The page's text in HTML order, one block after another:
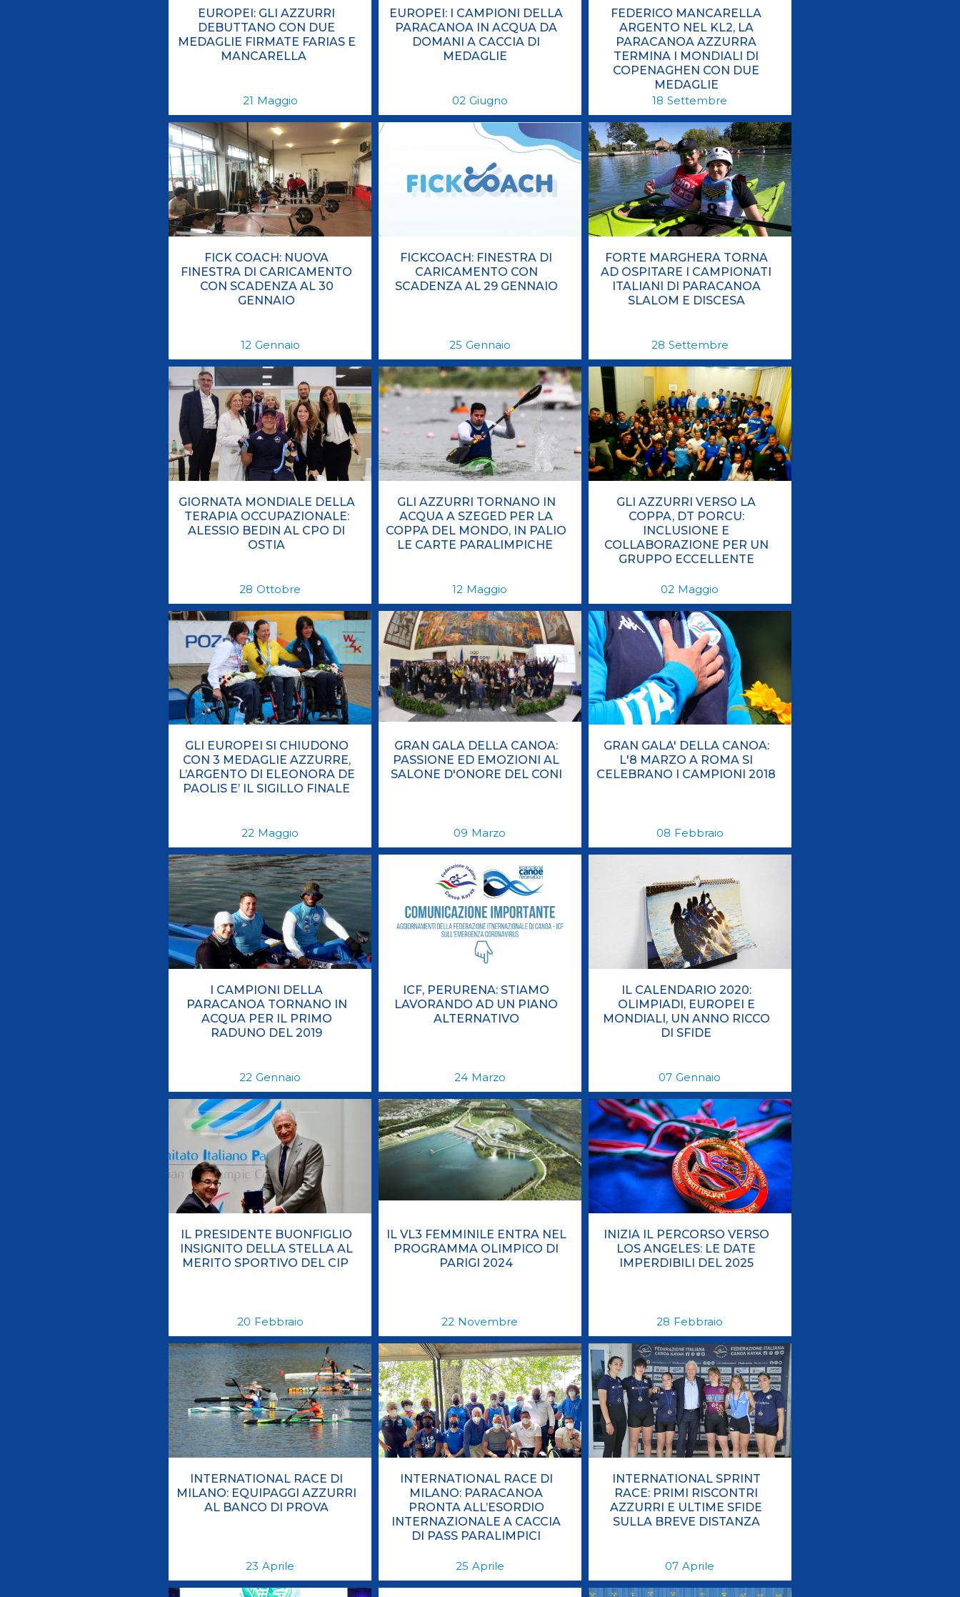
EUROPEI: GLI AZZURRI
DEBUTTANO CON DUE
MEDAGLIE FIRMATE FARIAS E
MANCARELLA
21 Maggio
EUROPEI: I CAMPIONI DELLA
PARACANOA IN ACQUA DA
DOMANI A CACCIA DI
MEDAGLIE
02 Giugno
FEDERICO MANCARELLA
ARGENTO NEL KL2, LA
PARACANOA AZZURRA
TERMINA I MONDIALI DI
COPENAGHEN CON DUE
MEDAGLIE
18 Settembre
FICK COACH: NUOVA
FINESTRA DI CARICAMENTO
CON SCADENZA AL 30
GENNAIO
12 Gennaio
FICKCOACH: FINESTRA DI
CARICAMENTO CON
SCADENZA AL 29 GENNAIO
25 Gennaio
FORTE MARGHERA TORNA
AD OSPITARE I CAMPIONATI
ITALIANI DI PARACANOA
SLALOM E DISCESA
28 Settembre
GIORNATA MONDIALE DELLA
TERAPIA OCCUPAZIONALE:
ALESSIO BEDIN AL CPO DI
OSTIA
28 Ottobre
GLI AZZURRI TORNANO IN
ACQUA A SZEGED PER LA
COPPA DEL MONDO, IN PALIO
LE CARTE PARALIMPICHE
12 Maggio
GLI AZZURRI VERSO LA
COPPA, DT PORCU:
INCLUSIONE E
COLLABORAZIONE PER UN
GRUPPO ECCELLENTE
02 Maggio
GLI EUROPEI SI CHIUDONO
CON 3 MEDAGLIE AZZURRE,
L’ARGENTO DI ELEONORA DE
PAOLIS E’ IL SIGILLO FINALE
22 Maggio
GRAN GALA DELLA CANOA:
PASSIONE ED EMOZIONI AL
SALONE D'ONORE DEL CONI
09 Marzo
GRAN GALA' DELLA CANOA:
L'8 MARZO A ROMA SI
CELEBRANO I CAMPIONI 2018
08 Febbraio
I CAMPIONI DELLA
PARACANOA TORNANO IN
ACQUA PER IL PRIMO
RADUNO DEL 2019
22 Gennaio
ICF, PERURENA: STIAMO
LAVORANDO AD UN PIANO
ALTERNATIVO
24 Marzo
IL CALENDARIO 2020:
OLIMPIADI, EUROPEI E
MONDIALI, UN ANNO RICCO
DI SFIDE
07 Gennaio
IL PRESIDENTE BUONFIGLIO
INSIGNITO DELLA STELLA AL
MERITO SPORTIVO DEL CIP
20 Febbraio
IL VL3 FEMMINILE ENTRA NEL
PROGRAMMA OLIMPICO DI
PARIGI 2024
22 Novembre
INIZIA IL PERCORSO VERSO
LOS ANGELES: LE DATE
IMPERDIBILI DEL 2025
28 Febbraio
INTERNATIONAL RACE DI
MILANO: EQUIPAGGI AZZURRI
AL BANCO DI PROVA
23 Aprile
INTERNATIONAL RACE DI
MILANO: PARACANOA
PRONTA ALL’ESORDIO
INTERNAZIONALE A CACCIA
DI PASS PARALIMPICI
25 Aprile
INTERNATIONAL SPRINT
RACE: PRIMI RISCONTRI
AZZURRI E ULTIME SFIDE
SULLA BREVE DISTANZA
07 Aprile